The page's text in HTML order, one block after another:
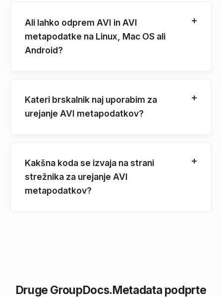
Ali lahko odprem AVI in AVI
metapodatke na Linux, Mac OS ali
Android?
Kateri brskalnik naj uporabim za
urejanje AVI metapodatkov?
Kakšna koda se izvaja na strani
strežnika za urejanje AVI
metapodatkov?
Druge GroupDocs.Metadata podprte